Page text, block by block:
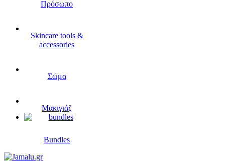
Πρόσωπο
Skincare tools &
accessories
Σώμα
Μακιγιάζ
Bundles